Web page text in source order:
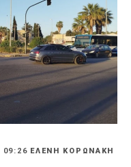
09:26 ΕΛΕΝΗ ΚΟΡΩΝΑΚΗ